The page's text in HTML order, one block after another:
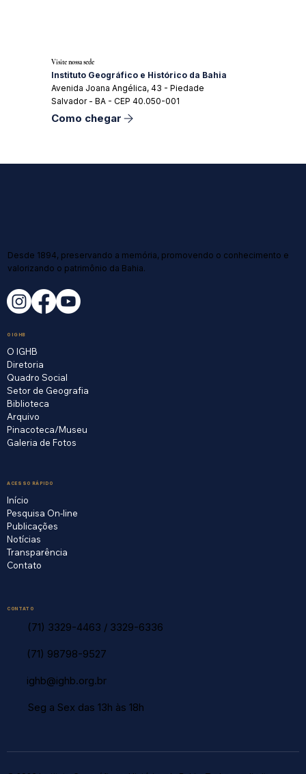
Visite nossa sede
Instituto Geográfico e Histórico da Bahia
Avenida Joana Angélica, 43 - Piedade
Salvador - BA - CEP 40.050-001
Como chegar
Desde 1894, preservando a memória, promovendo o conhecimento e
valorizando o patrimônio da Bahia.
O IGHB
O IGHB
Diretoria
Quadro Social
Setor de Geografia
Biblioteca
Arquivo
Pinacoteca/Museu
Galeria de Fotos
ACESSO RÁPIDO
Início
Pesquisa On-line
Publicações
Notícias
Transparência
Contato
CONTATO
(71) 3329-4463 / 3329-6336
(71) 98798-9527
ighb@ighb.org.br
Seg a Sex das 13h às 18h